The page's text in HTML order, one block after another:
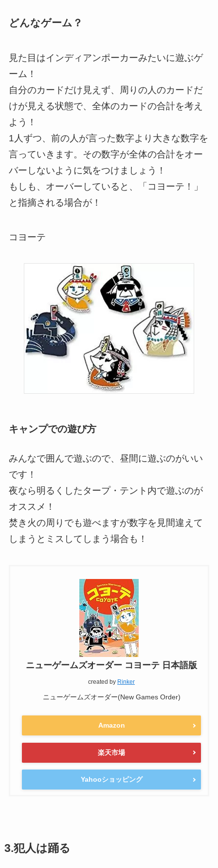
どんなゲーム？
見た目はインディアンポーカーみたいに遊ぶゲ
ーム！
自分のカードだけ見えず、周りの人のカードだ
けが見える状態で、全体のカードの合計を考え
よう！
1人ずつ、前の人が言った数字より大きな数字を
言っていきます。その数字が全体の合計をオー
バーしないように気をつけましょう！
もしも、オーバーしていると、「コヨーテ！」
と指摘される場合が！
コヨーテ
キャンプでの遊び方
みんなで囲んで遊ぶので、昼間に遊ぶのがいい
です！
夜なら明るくしたタープ・テント内で遊ぶのが
オススメ！
焚き火の周りでも遊べますが数字を見間違えて
しまうとミスしてしまう場合も！
ニューゲームズオーダー コヨーテ 日本語版
created by Rinker
ニューゲームズオーダー(New Games Order)
Amazon
楽天市場
Yahooショッピング
3.犯人は踊る